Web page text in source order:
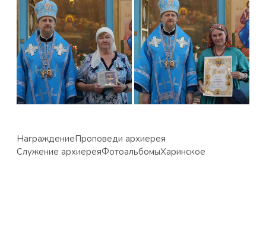
НаграждениеПроповеди архиерея
Служение архиереяФотоальбомыХаринское